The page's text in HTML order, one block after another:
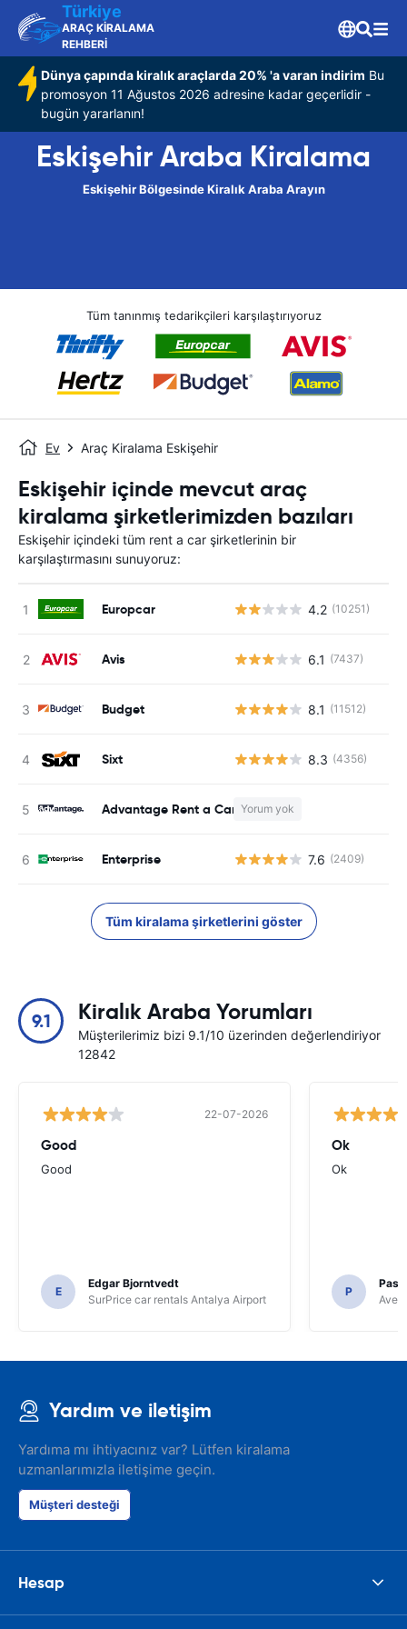
Türkiye
ARAÇ KİRALAMA
REHBERİ
Dünya çapında kiralık araçlarda 20% 'a varan indirim Bu
promosyon 11 Ağustos 2026 adresine kadar geçerlidir -
bugün yararlanın!
Eskişehir Araba Kiralama
Eskişehir Bölgesinde Kiralık Araba Arayın
Tüm tanınmış tedarikçileri karşılaştırıyoruz
Ev Araç Kiralama Eskişehir
Eskişehir içinde mevcut araç
kiralama şirketlerimizden bazıları
Eskişehir içindeki tüm rent a car şirketlerinin bir
karşılaştırmasını sunuyoruz:
Europcar 4.2 (10251)
Avis 6.1 (7437)
Budget 8.1 (11512)
Sixt 8.3 (4356)
Advantage Rent a Car Yorum yok
Enterprise 7.6 (2409)
Tüm kiralama şirketlerini göster
9.1 Kiralık Araba Yorumları
Müşterilerimiz bizi 9.1/10 üzerinden değerlendiriyor
12842
22-07-2026
Good
Good
E
Edgar Bjorntvedt
SurPrice car rentals Antalya Airport
Ok
Ok
P
Avec
Yardım ve iletişim
Yardıma mı ihtiyacınız var? Lütfen kiralama
uzmanlarımızla iletişime geçin.
Müşteri desteği
Hesap